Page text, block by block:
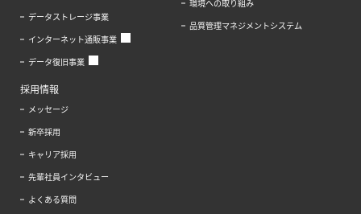
データストレージ事業
インターネット通販事業
データ復旧事業
環境への取り組み
品質管理マネジメントシステム
採用情報
メッセージ
新卒採用
キャリア採用
先輩社員インタビュー
よくある質問